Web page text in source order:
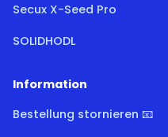
Secux X-Seed Pro
SOLIDHODL
Information
Bestellung stornieren 📧